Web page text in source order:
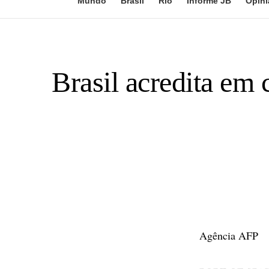
Brasil acredita em
Agência AFP